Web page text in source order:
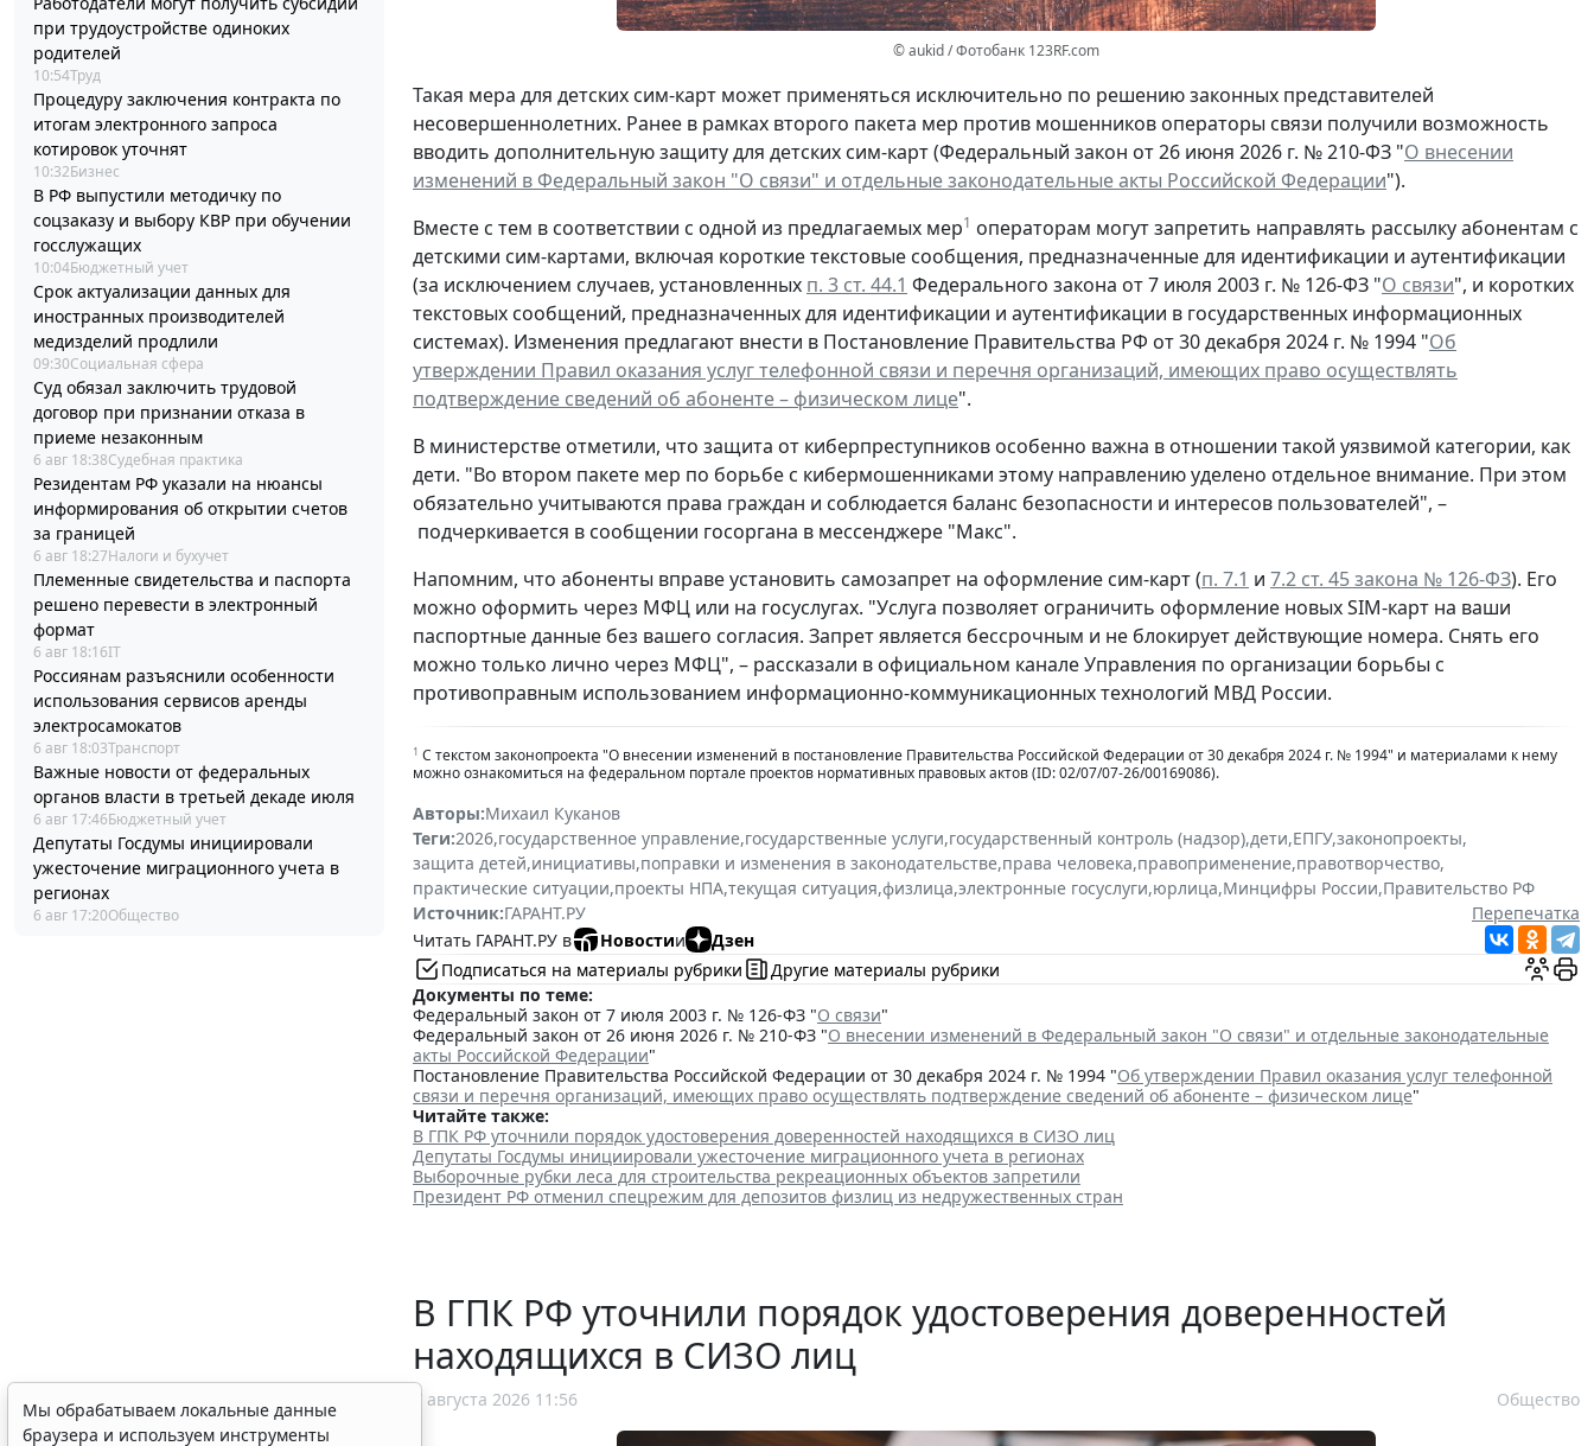
при трудоустройстве одиноких
родителей
10:54Труд
Процедуру заключения контракта по
итогам электронного запроса
котировок уточнят
10:32Бизнес
В РФ выпустили методичку по
соцзаказу и выбору КВР при обучении
госслужащих
10:04Бюджетный учет
Срок актуализации данных для
иностранных производителей
медизделий продлили
09:30Социальная сфера
Суд обязал заключить трудовой
договор при признании отказа в
приеме незаконным
6 авг 18:38Судебная практика
Резидентам РФ указали на нюансы
информирования об открытии счетов
за границей
6 авг 18:27Налоги и бухучет
Племенные свидетельства и паспорта
решено перевести в электронный
формат
6 авг 18:16IT
Россиянам разъяснили особенности
использования сервисов аренды
электросамокатов
6 авг 18:03Транспорт
Важные новости от федеральных
органов власти в третьей декаде июля
6 авг 17:46Бюджетный учет
Депутаты Госдумы инициировали
ужесточение миграционного учета в
регионах
6 авг 17:20Общество
© aukid / Фотобанк 123RF.com
Такая мера для детских сим-карт может применяться исключительно по решению законных представителей
несовершеннолетних. Ранее в рамках второго пакета мер против мошенников операторы связи получили возможность
вводить дополнительную защиту для детских сим-карт (Федеральный закон от 26 июня 2026 г. № 210-ФЗ "О внесении
изменений в Федеральный закон "О связи" и отдельные законодательные акты Российской Федерации").
Вместе с тем в соответствии с одной из предлагаемых мер1 операторам могут запретить направлять рассылку абонентам с
детскими сим-картами, включая короткие текстовые сообщения, предназначенные для идентификации и аутентификации
(за исключением случаев, установленных п. 3 ст. 44.1 Федерального закона от 7 июля 2003 г. № 126-ФЗ "О связи", и коротких
текстовых сообщений, предназначенных для идентификации и аутентификации в государственных информационных
системах). Изменения предлагают внести в Постановление Правительства РФ от 30 декабря 2024 г. № 1994 "Об
утверждении Правил оказания услуг телефонной связи и перечня организаций, имеющих право осуществлять
подтверждение сведений об абоненте – физическом лице".
В министерстве отметили, что защита от киберпреступников особенно важна в отношении такой уязвимой категории, как
дети. "Во втором пакете мер по борьбе с кибермошенниками этому направлению уделено отдельное внимание. При этом
обязательно учитываются права граждан и соблюдается баланс безопасности и интересов пользователей", –
подчеркивается в сообщении госоргана в мессенджере "Макс".
Напомним, что абоненты вправе установить самозапрет на оформление сим-карт (п. 7.1 и 7.2 ст. 45 закона № 126-ФЗ). Его
можно оформить через МФЦ или на госуслугах. "Услуга позволяет ограничить оформление новых SIM-карт на ваши
паспортные данные без вашего согласия. Запрет является бессрочным и не блокирует действующие номера. Снять его
можно только лично через МФЦ", – рассказали в официальном канале Управления по организации борьбы с
противоправным использованием информационно-коммуникационных технологий МВД России.
1 С текстом законопроекта "О внесении изменений в постановление Правительства Российской Федерации от 30 декабря 2024 г. № 1994" и материалами к нему
можно ознакомиться на федеральном портале проектов нормативных правовых актов (ID: 02/07/07-26/00169086).
Авторы:Михаил Куканов
Теги:2026,государственное управление,государственные услуги,государственный контроль (надзор),дети,ЕПГУ,законопроекты,
защита детей,инициативы,поправки и изменения в законодательстве,права человека,правоприменение,правотворчество,
практические ситуации,проекты НПА,текущая ситуация,физлица,электронные госуслуги,юрлица,Минцифры России,Правительство РФ
Источник:ГАРАНТ.РУ
Перепечатка
Читать ГАРАНТ.РУ в
Новостии
Дзен
Подписаться на материалы рубрики
Другие материалы рубрики
Документы по теме:
Федеральный закон от 7 июля 2003 г. № 126-ФЗ "О связи"
Федеральный закон от 26 июня 2026 г. № 210-ФЗ "О внесении изменений в Федеральный закон "О связи" и отдельные законодательные
акты Российской Федерации"
Постановление Правительства Российской Федерации от 30 декабря 2024 г. № 1994 "Об утверждении Правил оказания услуг телефонной
связи и перечня организаций, имеющих право осуществлять подтверждение сведений об абоненте – физическом лице"
Читайте также:
В ГПК РФ уточнили порядок удостоверения доверенностей находящихся в СИЗО лиц
Депутаты Госдумы инициировали ужесточение миграционного учета в регионах
Выборочные рубки леса для строительства рекреационных объектов запретили
Президент РФ отменил спецрежим для депозитов физлиц из недружественных стран
В ГПК РФ уточнили порядок удостоверения доверенностей
находящихся в СИЗО лиц
7 августа 2026 11:56 Общество
Мы обрабатываем локальные данные
браузера и используем инструменты